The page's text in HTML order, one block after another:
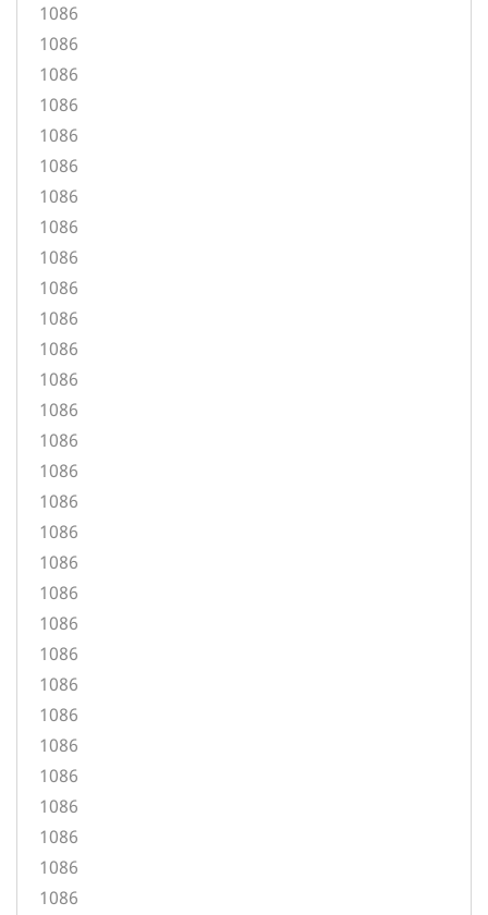
1086
1086
1086
1086
1086
1086
1086
1086
1086
1086
1086
1086
1086
1086
1086
1086
1086
1086
1086
1086
1086
1086
1086
1086
1086
1086
1086
1086
1086
1086